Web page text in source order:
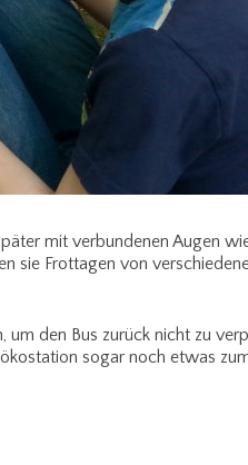
mit verbundenen Augen
sie Frottagen von
den Bus zurück nicht zu
sogar noch etwas